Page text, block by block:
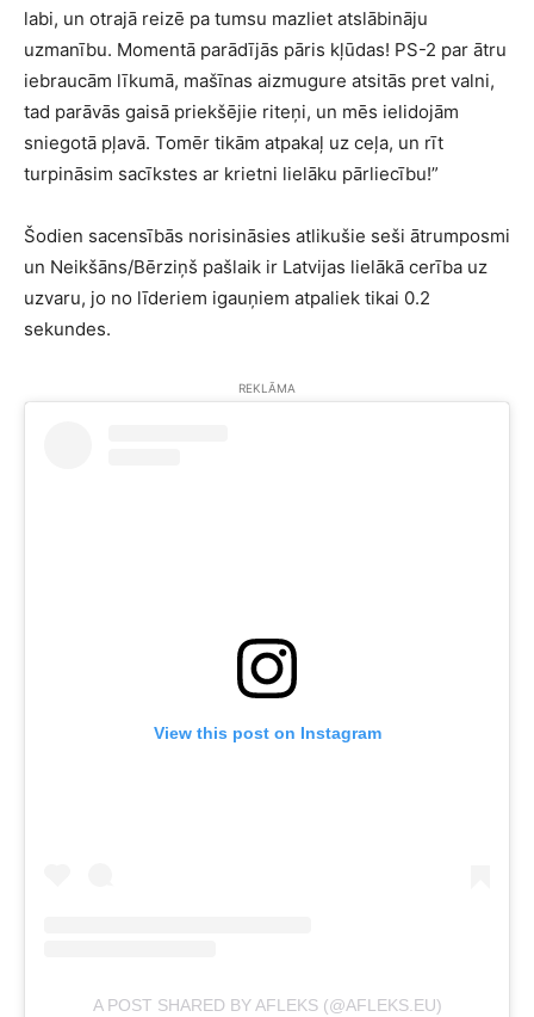
labi, un otrajā reizē pa tumsu mazliet atslābināju
uzmanību. Momentā parādījās pāris kļūdas! PS-2 par ātru
iebraucām līkumā, mašīnas aizmugure atsitās pret valni,
tad parāvās gaisā priekšējie riteņi, un mēs ielidojām
sniegotā pļavā. Tomēr tikām atpakaļ uz ceļa, un rīt
turpināsim sacīkstes ar krietni lielāku pārliecību!”
Šodien sacensībās norisināsies atlikušie seši ātrumposmi
un Neikšāns/Bērziņš pašlaik ir Latvijas lielākā cerība uz
uzvaru, jo no līderiem igauņiem atpaliek tikai 0.2
sekundes.
REKLĀMA
View this post on Instagram
A POST SHARED BY AFLEKS (@AFLEKS.EU)